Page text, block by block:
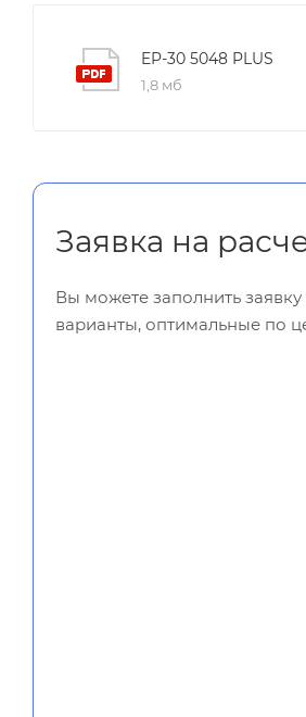
EP-30 5048 PLUS
1,8 мб
Заявка на
Вы можете заполнить
варианты, оптимальные по